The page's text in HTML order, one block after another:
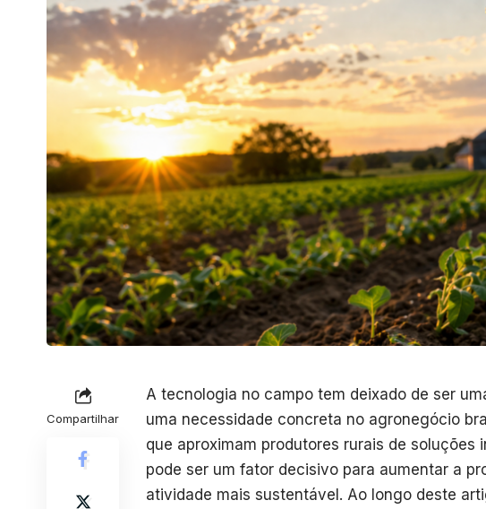
Compartilhar
A tecnologia no campo tem deixado de ser
uma necessidade concreta no agronegócio
que aproximam produtores rurais de
pode ser um fator decisivo para aumentar a
atividade mais sustentável. Ao longo deste